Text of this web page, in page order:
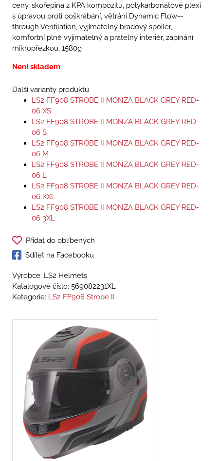
ceny, skořepina z KPA kompozitu, polykarbonátové plexi
s úpravou proti poškrábání, větrání Dynamic Flow-­
through Ventilation, vyjímatelný bradový spoiler,
komfortní plně vyjímatelný a pratelný interiér, zapínání
mikropřezkou, 1580g
Není skladem
Další varianty produktu
LS2 FF908 STROBE II MONZA BLACK GREY RED-
06 XS
LS2 FF908 STROBE II MONZA BLACK GREY RED-
06 S
LS2 FF908 STROBE II MONZA BLACK GREY RED-
06 M
LS2 FF908 STROBE II MONZA BLACK GREY RED-
06 L
LS2 FF908 STROBE II MONZA BLACK GREY RED-
06 XXL
LS2 FF908 STROBE II MONZA BLACK GREY RED-
06 3XL
Přidat do oblíbených
Sdílet na Facebooku
Výrobce: LS2 Helmets
Katalogové číslo: 569082231XL
Kategorie: LS2 FF908 Strobe II